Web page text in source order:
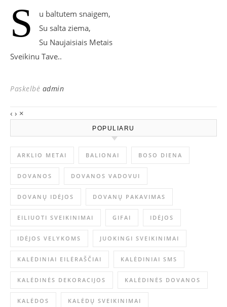
S
u baltutem snaigem,
Su salta ziema,
Su Naujaisiais Metais
Sveikinu Tave..
Paskelbė admin
‹ › ×
POPULIARU
ARKLIO METAI BALIONAI BOSO DIENA
DOVANOS DOVANOS VADOVUI
DOVANŲ IDĖJOS DOVANŲ PAKAVIMAS
EILIUOTI SVEIKINIMAI GIFAI IDĖJOS
IDĖJOS VELYKOMS JUOKINGI SVEIKINIMAI
KALĖDINIAI EILĖRAŠČIAI KALĖDINIAI SMS
KALĖDINĖS DEKORACIJOS KALĖDINĖS DOVANOS
KALĖDOS KALĖDŲ SVEIKINIMAI